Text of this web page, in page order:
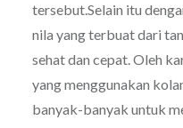
tersebut.Selain itu
nila yang terbuat dari
sehat dan cepat. Oleh
yang menggunakan
banyak-banyak untuk